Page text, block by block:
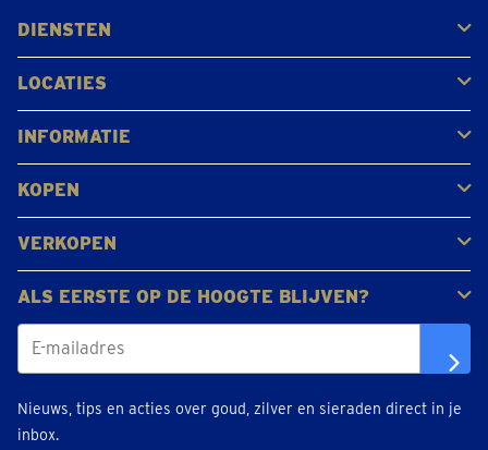
DIENSTEN
Kopen
Verkopen
Veilen
LOCATIES
Antwerpen
Brugge
Kapellen
Leuven
Mol
Schilde
Sint-Niklaas
Bekijk alle locaties
INFORMATIE
Veelgestelde vragen
Klantbeoordelingen
KOPEN
Goud kopen
Platina en palladium kopen
Zilver kopen
VERKOPEN
Gouden juwelen
Gouden munten
Gouden staven
ALS EERSTE OP DE HOOGTE BLIJVEN?
Nieuws, tips en acties over goud, zilver en sieraden direct in je
inbox.